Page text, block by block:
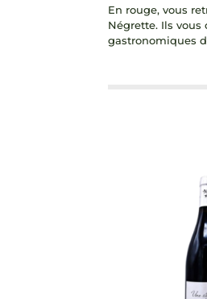
En rouge, vous
Négrette. Ils
gastronomiques